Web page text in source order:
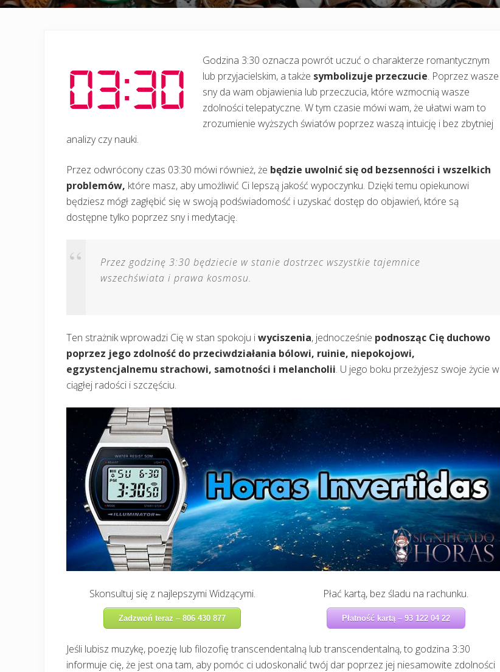
Godzina 3:30 oznacza powrót uczuć o charakterze romantycznym
lub przyjacielskim, a także symbolizuje przeczucie. Poprzez wasze
sny da wam objawienia lub przeczucia, które wzmocnią wasze
zdolności telepatyczne. W tym czasie mówi wam, że ułatwi wam to
zrozumienie wyższych światów poprzez waszą intuicję i bez zbytniej
analizy czy nauki.
Przez odwrócony czas 03:30 mówi również, że będzie uwolnić się od bezsenności i wszelkich
problemów, które masz, aby umożliwić Ci lepszą jakość wypoczynku. Dzięki temu opiekunowi
będziesz mógł zagłębić się w swoją podświadomość i uzyskać dostęp do objawień, które są
dostępne tylko poprzez sny i medytację.
Przez godzinę 3:30 będziecie w stanie dostrzec wszystkie tajemnice
wszechświata i prawa kosmosu.
Ten strażnik wprowadzi Cię w stan spokoju iwyciszenia, jednocześnie podnosząc Cię duchowo
poprzez jego zdolność do przeciwdziałania bólowi, ruinie, niepokojowi,
egzystencjalnemu strachowi, samotności i melancholii. U jego boku przeżyjesz swoje życie w
ciągłej radości i szczęściu.
Skonsultuj się z najlepszymi Widzącymi.
Zadzwoń teraz – 806 430 877
Płać kartą, bez śladu na rachunku.
Płatność kartą – 93 122 04 22
Jeśli lubisz muzykę, poezję lub filozofię transcendentalną lub transcendentalną, to godzina 3:30
informuje cię, że jest ona tam, aby pomóc ci udoskonalić twój dar poprzez jej niesamowite zdolności